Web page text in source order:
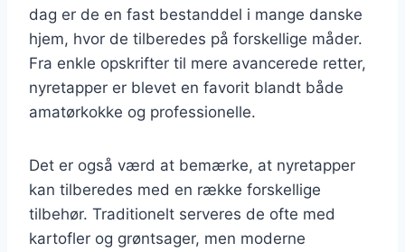
dag er de en fast bestanddel i mange danske
hjem, hvor de tilberedes på forskellige måder.
Fra enkle opskrifter til mere avancerede retter,
nyretapper er blevet en favorit blandt både
amatørkokke og professionelle.
Det er også værd at bemærke, at nyretapper
kan tilberedes med en række forskellige
tilbehør. Traditionelt serveres de ofte med
kartofler og grøntsager, men moderne